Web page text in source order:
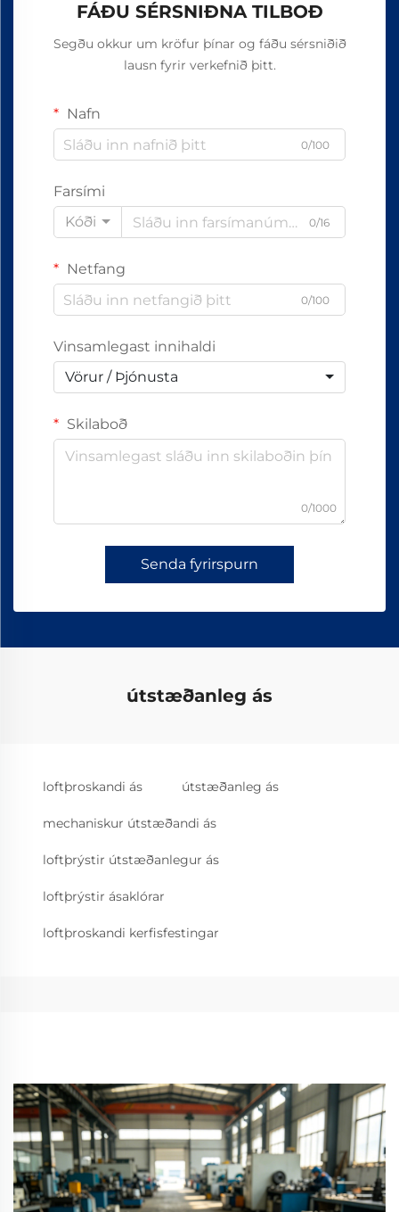
FÁÐU SÉRSNIÐNA TILBOÐ
Segðu okkur um kröfur þínar og fáðu sérsniðið
lausn fyrir verkefnið þitt.
Nafn
0/100
Farsími
Kóði
0/16
Netfang
0/100
Vinsamlegast innihaldi
Vörur / Þjónusta
Skilaboð
0/1000
Senda fyrirspurn
útstæðanleg ás
loftþroskandi ás útstæðanleg ás
mechaniskur útstæðandi ás
loftþrýstir útstæðanlegur ás
loftþrýstir ásaklórar
loftþroskandi kerfisfestingar